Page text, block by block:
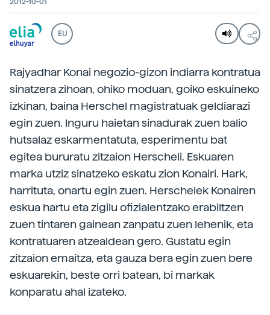
EU
Rajyadhar Konai negozio-gizon indiarra kontratua
sinatzera zihoan, ohiko moduan, goiko eskuineko
izkinan, baina Herschel magistratuak geldiarazi
egin zuen. Inguru haietan sinadurak zuen balio
hutsalaz eskarmentatuta, esperimentu bat
egitea bururatu zitzaion Herscheli. Eskuaren
marka utziz sinatzeko eskatu zion Konairi. Hark,
harrituta, onartu egin zuen. Herschelek Konairen
eskua hartu eta zigilu ofizialentzako erabiltzen
zuen tintaren gainean zanpatu zuen lehenik, eta
kontratuaren atzealdean gero. Gustatu egin
zitzaion emaitza, eta gauza bera egin zuen bere
eskuarekin, beste orri batean, bi markak
konparatu ahal izateko.